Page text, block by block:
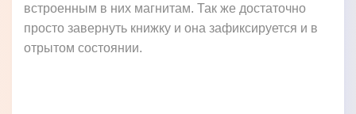
встроенным в них магнитам. Так же достаточно
просто завернуть книжку и она зафиксируется и в
отрытом состоянии.